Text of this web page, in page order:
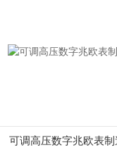
可调高压数字兆欧表制